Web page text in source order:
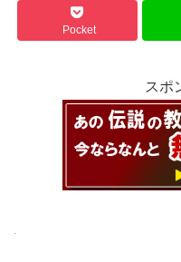
Pocket
スポ